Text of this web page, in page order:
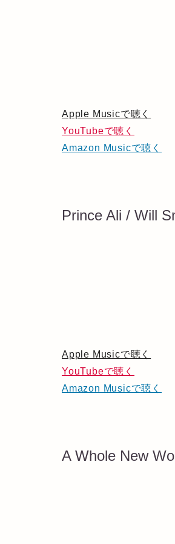
Apple Musicで聴く
YouTubeで聴く
Amazon Musicで聴く
Prince Ali / Will
Apple Musicで聴く
YouTubeで聴く
Amazon Musicで聴く
A Whole New